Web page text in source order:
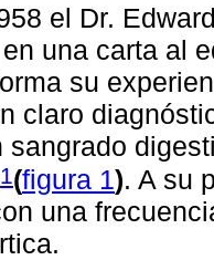
el Dr.
una carta al
su
claro
sangrado
1 (figura 1). A su
una